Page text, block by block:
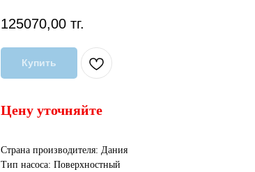
125070,00 тг.
Купить
Цену уточняйте
Страна производителя: Дания
Тип насоса: Поверхностный